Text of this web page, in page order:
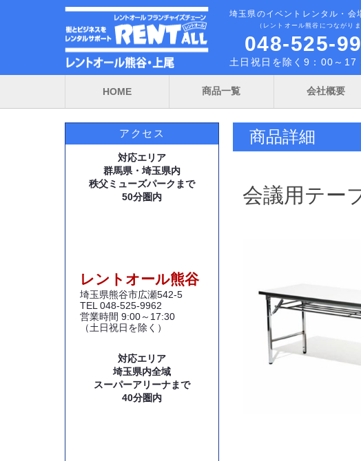
埼玉県のイベントレンタル・会
（レントオール熊谷につながりま
048-525-
土日祝日を除く9：00～17
HOME 商品一覧 会社概要
アクセス
対応エリア
群馬県・埼玉県内
秩父ミューズパークまで
50分圏内
レントオール熊谷
埼玉県熊谷市広瀬542-5
TEL 048-525-9962
営業時間 9:00～17:30
（土日祝日を除く）
対応エリア
埼玉県内全域
スーパーアリーナまで
40分圏内
商品詳細
会議用テー